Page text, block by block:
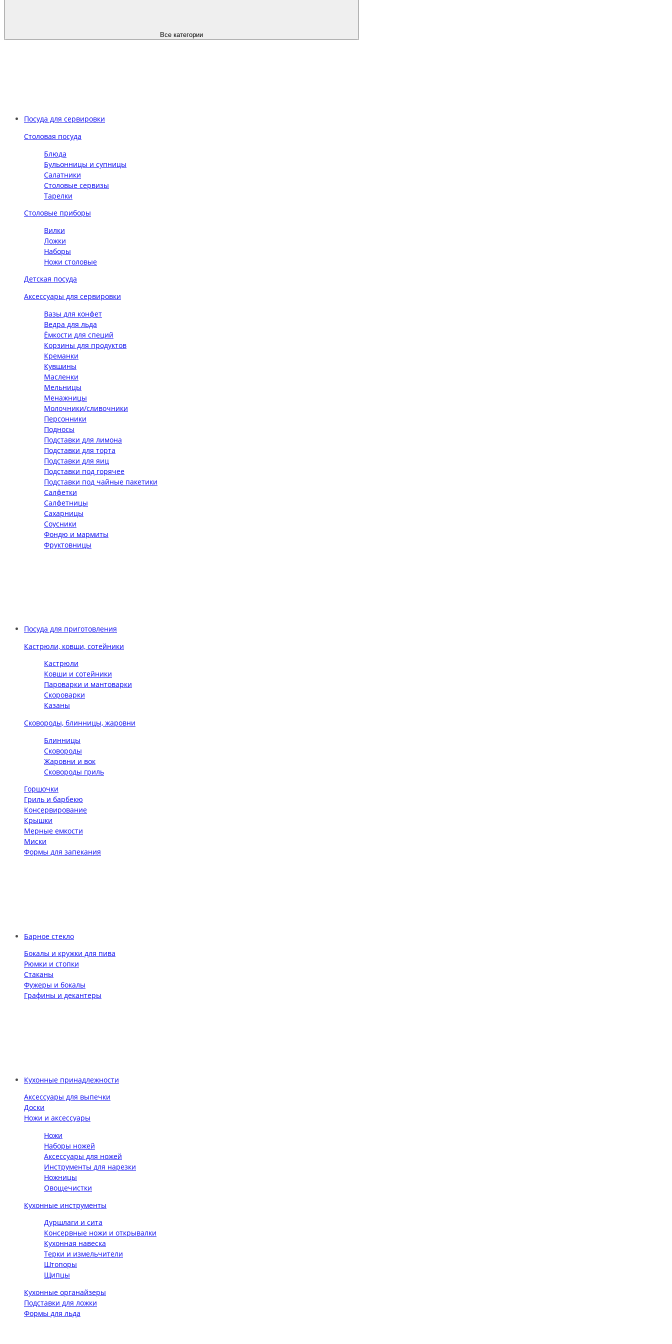
Все категории
Посуда для сервировки
Столовая посуда
Блюда
Бульонницы и супницы
Салатники
Столовые сервизы
Тарелки
Столовые приборы
Вилки
Ложки
Наборы
Ножи столовые
Детская посуда
Аксессуары для сервировки
Вазы для конфет
Ведра для льда
Ёмкости для специй
Корзины для продуктов
Креманки
Кувшины
Масленки
Мельницы
Менажницы
Молочники/сливочники
Персонники
Подносы
Подставки для лимона
Подставки для торта
Подставки для яиц
Подставки под горячее
Подставки под чайные пакетики
Салфетки
Салфетницы
Сахарницы
Соусники
Фондю и мармиты
Фруктовницы
Посуда для приготовления
Кастрюли, ковши, сотейники
Кастрюли
Ковши и сотейники
Пароварки и мантоварки
Скороварки
Казаны
Сковороды, блинницы, жаровни
Блинницы
Сковороды
Жаровни и вок
Сковороды гриль
Горшочки
Гриль и барбекю
Консервирование
Крышки
Мерные емкости
Миски
Формы для запекания
Барное стекло
Бокалы и кружки для пива
Рюмки и стопки
Стаканы
Фужеры и бокалы
Графины и декантеры
Кухонные принадлежности
Аксессуары для выпечки
Доски
Ножи и аксессуары
Ножи
Наборы ножей
Аксессуары для ножей
Инструменты для нарезки
Ножницы
Овощечистки
Кухонные инструменты
Дуршлаги и сита
Консервные ножи и открывалки
Кухонная навеска
Терки и измельчители
Штопоры
Щипцы
Кухонные органайзеры
Подставки для ложки
Формы для льда